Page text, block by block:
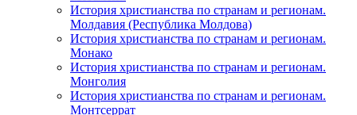
История христианства по странам и регионам.
Молдавия (Республика Молдова)
История христианства по странам и регионам.
Монако
История христианства по странам и регионам.
Монголия
История христианства по странам и регионам.
Монтсеррат